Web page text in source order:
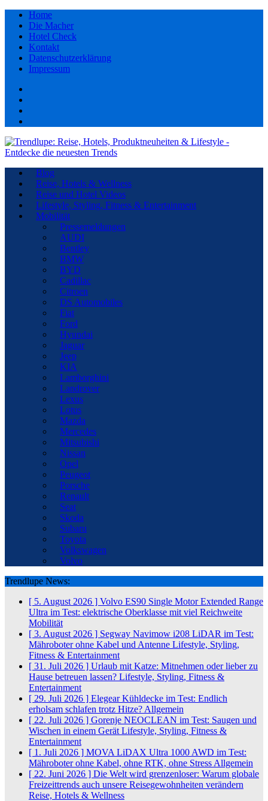
Home
Die Macher
Hotel Check
Kontakt
Datenschutzerklärung
Impressum
Blog
Reise, Hotels & Wellness
Reise und Hotel Videos
Lifestyle, Styling, Fitness & Entertainment
Mobilität
Pressemeldungen
AUDI
Bentley
BMW
BYD
Cadillac
Citroen
DS Automobiles
Fiat
Ford
Hyundai
Jaguar
Jeep
KIA
Lamborghini
Landrover
Lexus
Lotus
Mazda
Mercedes
Mitsubishi
Nissan
Opel
Peugeot
Porsche
Renault
Seat
Skoda
Subaru
Toyota
Volkswagen
Volvo
Trendlupe News:
[ 5. August 2026 ] Volvo ES90 Single Motor Extended Range
Ultra im Test: elektrische Oberklasse mit viel Reichweite
Mobilität
[ 3. August 2026 ] Segway Navimow i208 LiDAR im Test:
Mähroboter ohne Kabel und Antenne Lifestyle, Styling,
Fitness & Entertainment
[ 31. Juli 2026 ] Urlaub mit Katze: Mitnehmen oder lieber zu
Hause betreuen lassen? Lifestyle, Styling, Fitness &
Entertainment
[ 29. Juli 2026 ] Elegear Kühldecke im Test: Endlich
erholsam schlafen trotz Hitze? Allgemein
[ 22. Juli 2026 ] Gorenje NEOCLEAN im Test: Saugen und
Wischen in einem Gerät Lifestyle, Styling, Fitness &
Entertainment
[ 1. Juli 2026 ] MOVA LiDAX Ultra 1000 AWD im Test:
Mähroboter ohne Kabel, ohne RTK, ohne Stress Allgemein
[ 22. Juni 2026 ] Die Welt wird grenzenloser: Warum globale
Freizeittrends auch unsere Reisegewohnheiten verändern
Reise, Hotels & Wellness